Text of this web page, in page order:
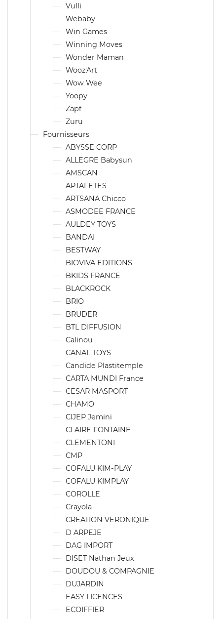
Vulli
Webaby
Win Games
Winning Moves
Wonder Maman
Wooz'Art
Wow Wee
Yoopy
Zapf
Zuru
Fournisseurs
ABYSSE CORP
ALLEGRE Babysun
AMSCAN
APTAFETES
ARTSANA Chicco
ASMODEE FRANCE
AULDEY TOYS
BANDAI
BESTWAY
BIOVIVA EDITIONS
BKIDS FRANCE
BLACKROCK
BRIO
BRUDER
BTL DIFFUSION
Calinou
CANAL TOYS
Candide Plastitemple
CARTA MUNDI France
CESAR MASPORT
CHAMO
CIJEP Jemini
CLAIRE FONTAINE
CLEMENTONI
CMP
COFALU KIM-PLAY
COFALU KIMPLAY
COROLLE
Crayola
CREATION VERONIQUE
D ARPEJE
DAG IMPORT
DISET Nathan Jeux
DOUDOU & COMPAGNIE
DUJARDIN
EASY LICENCES
ECOIFFIER